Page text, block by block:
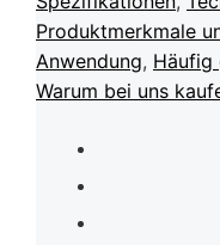
Produktmerkmale
Anwendung, Häufig
Warum bei uns